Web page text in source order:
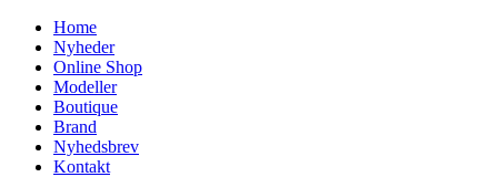
Home
Nyheder
Online Shop
Modeller
Boutique
Brand
Nyhedsbrev
Kontakt